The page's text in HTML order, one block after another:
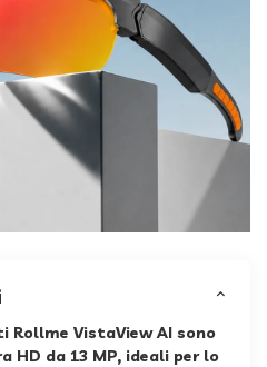
VistaView AI sono
HD da 13 MP, ideali per lo